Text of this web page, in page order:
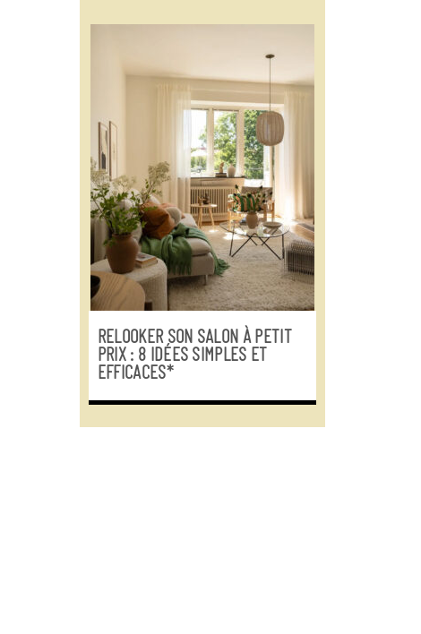
RELOOKER SON SALON À PETIT
PRIX : 8 IDÉES SIMPLES ET
EFFICACES*